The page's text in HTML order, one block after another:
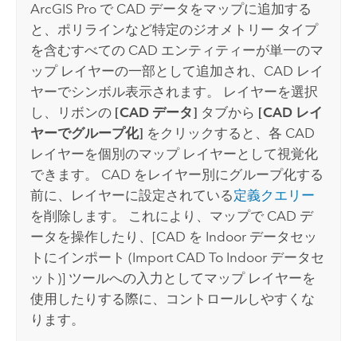
ArcGIS Pro で CAD データをマップに追加する
と、ポリラインなど特定のジオメトリー タイプ
を含むすべての CAD エンティティーが単一のマ
ップ レイヤーの一部として追加され、CAD レイ
ヤーでシンボル表示されます。 レイヤーを選択
し、リボンの [CAD データ] タブから [CAD レイ
ヤーでグループ化] をクリックすると、各 CAD
レイヤーを個別のマップ レイヤーとして視覚化
できます。 CAD をレイヤー別にグループ化する
前に、レイヤーに設定されている定義クエリー
を削除します。 これにより、マップで CAD デ
ータを操作したり、 [CAD を Indoor データセッ
トにインポート (Import CAD To Indoor データセ
ット)] ツールへの入力としてマップ レイヤーを
使用したりする際に、コントロールしやすくな
ります。